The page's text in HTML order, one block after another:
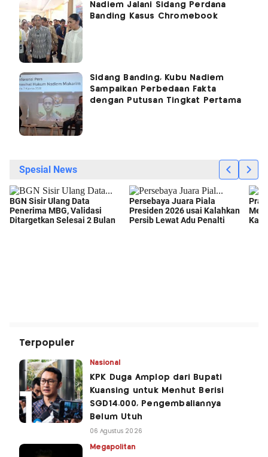
Nadiem Jalani Sidang Perdana
Banding Kasus Chromebook
Sidang Banding, Kubu Nadiem
Sampaikan Perbedaan Fakta
dengan Putusan Tingkat Pertama
Terpopuler
Nasional
KPK Duga Amplop dari Bupati
Kuansing untuk Menhut Berisi
SGD14.000, Pengembaliannya
Belum Utuh
06 Agustus 2026
Megapolitan